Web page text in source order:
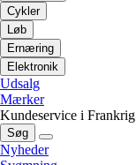
Cykler
Løb
Ernæring
Elektronik
Udsalg
Mærker
Kundeservice i Frankrig
Søg
Nyheder